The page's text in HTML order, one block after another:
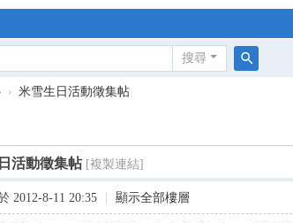
搜尋
› 米雪生日活動徵集帖
活動徵集帖 [複製連結]
2012-8-11 20:35 顯示全部樓層